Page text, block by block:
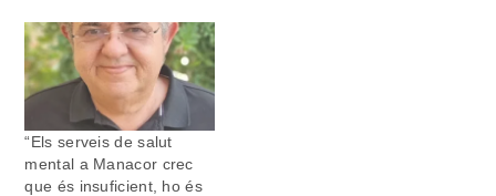
“Els serveis de salut
mental a Manacor crec
que és insuficient, ho és